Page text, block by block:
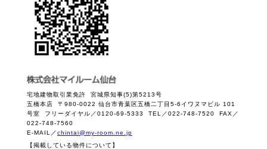
宅地建物取引業免許 宮城県知事(5)第5213号
五橋本店 〒980-0022 仙台市青葉区五橋二丁目5-6イワヌマビル 101
号室 フリーダイヤル／0120-69-5333 TEL／022-748-7520 FAX／
022-748-7560
E-MAIL／chintai@my-room.ne.jp
【掲載している物件について】